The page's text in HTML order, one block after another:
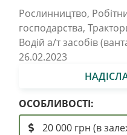
Рослинництво,
господарства,
Водій а/т засобів
26.02.2023
ОСОБЛИВОСТІ:
20 000 грн (в